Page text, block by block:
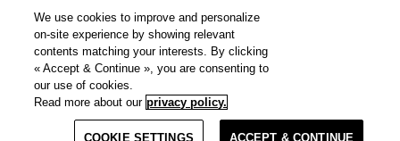
We use cookies to improve and personalize
on-site experience by showing relevant
contents matching your interests. By clicking
« Accept & Continue », you are consenting to
our use of cookies.
Read more about our privacy policy.
COOKIE SETTINGS ACCEPT & CONTINUE